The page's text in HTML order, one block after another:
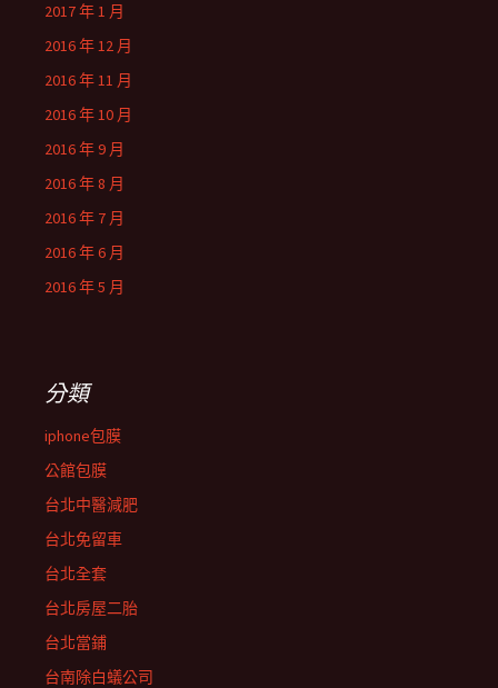
2017 年 1 月
2016 年 12 月
2016 年 11 月
2016 年 10 月
2016 年 9 月
2016 年 8 月
2016 年 7 月
2016 年 6 月
2016 年 5 月
分類
iphone包膜
公館包膜
台北中醫減肥
台北免留車
台北全套
台北房屋二胎
台北當鋪
台南除白蟻公司